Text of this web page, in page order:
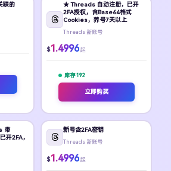
联的
★ Threads 自动注册，已开
2FA授权，含Base64格式
Cookies，养号7天以上
Threads 新账号
$1.4996 起
库存 192
立即购买
带
开2FA，
新号含2FA密钥
Threads 新账号
$1.4996 起